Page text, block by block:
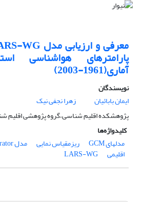
پارامترهای هواشناسی
آماری(1961-2003)
نویسندگان
ایمان بابائیان
زهرا نجفی نیک
پژوهشکده اقلیم شناسی،گروه پژوهشی اقلیم
کلیدواژه‌ها
مدلهای GCM
ریزمقیاس نمایی مدل Weather Generator
اقلیمی LARS-WG